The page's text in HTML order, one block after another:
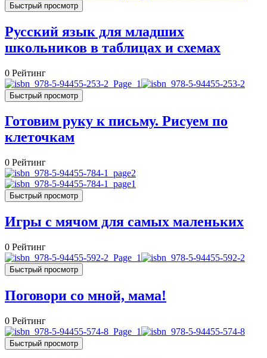
Быстрый просмотр
Русский язык для младших
школьников в таблицах и схемах
0 Рейтинг
Быстрый просмотр
Готовим руку к письму. Рисуем по
клеточкам
0 Рейтинг
Быстрый просмотр
Игры с мячом для самых маленьких
0 Рейтинг
Быстрый просмотр
Поговори со мной, мама!
0 Рейтинг
Быстрый просмотр